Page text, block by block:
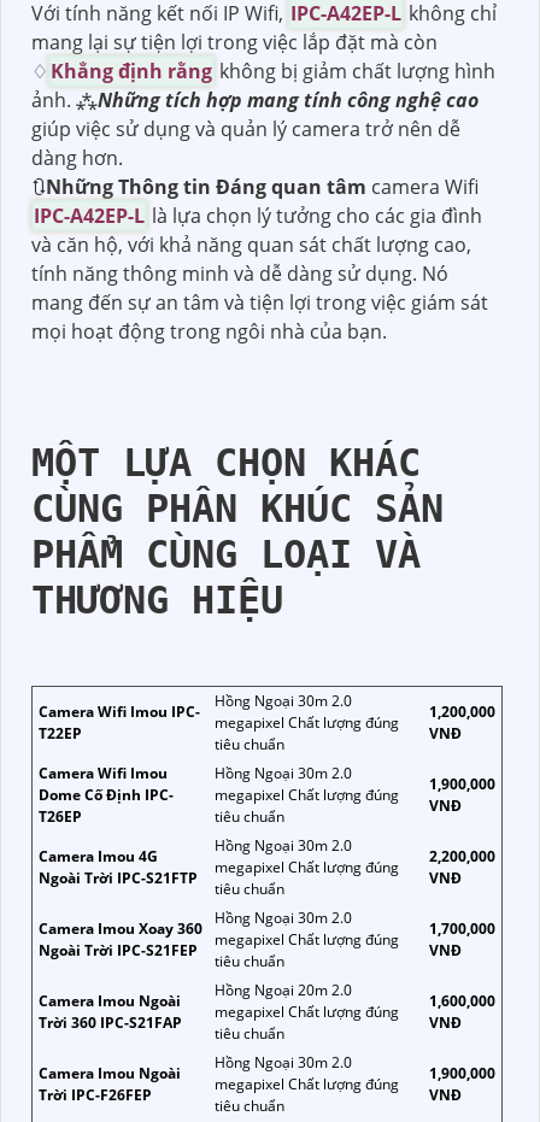
Với tính năng kết nối IP Wifi, IPC-A42EP-L không chỉ
mang lại sự tiện lợi trong việc lắp đặt mà còn
♢ Khẳng định rằng không bị giảm chất lượng hình
ảnh. ⁂Những tích hợp mang tính công nghệ cao
giúp việc sử dụng và quản lý camera trở nên dễ
dàng hơn.
🔃Những Thông tin Đáng quan tâm camera Wifi
IPC-A42EP-L là lựa chọn lý tưởng cho các gia đình
và căn hộ, với khả năng quan sát chất lượng cao,
tính năng thông minh và dễ dàng sử dụng. Nó
mang đến sự an tâm và tiện lợi trong việc giám sát
mọi hoạt động trong ngôi nhà của bạn.
MỘT LỰA CHỌN KHÁC
CÙNG PHÂN KHÚC SẢN
PHẨM CÙNG LOẠI VÀ
THƯƠNG HIỆU
Camera Wifi Imou IPC-
T22EP
Hồng Ngoại 30m 2.0
megapixel Chất lượng đúng
tiêu chuẩn
1,200,000
VNĐ
Camera Wifi Imou
Dome Cố Định IPC-
T26EP
Hồng Ngoại 30m 2.0
megapixel Chất lượng đúng
tiêu chuẩn
1,900,000
VNĐ
Camera Imou 4G
Ngoài Trời IPC-S21FTP
Hồng Ngoại 30m 2.0
megapixel Chất lượng đúng
tiêu chuẩn
2,200,000
VNĐ
Camera Imou Xoay 360
Ngoài Trời IPC-S21FEP
Hồng Ngoại 30m 2.0
megapixel Chất lượng đúng
tiêu chuẩn
1,700,000
VNĐ
Camera Imou Ngoài
Trời 360 IPC-S21FAP
Hồng Ngoại 20m 2.0
megapixel Chất lượng đúng
tiêu chuẩn
1,600,000
VNĐ
Camera Imou Ngoài
Trời IPC-F26FEP
Hồng Ngoại 30m 2.0
megapixel Chất lượng đúng
tiêu chuẩn
1,900,000
VNĐ